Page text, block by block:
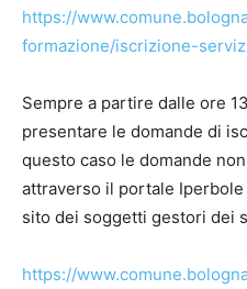
https://
formazione/iscrizione-
Sempre a partire dalle ore
presentare le domande di
questo caso le domande
attraverso il portale
sito dei soggetti gestori dei
https://